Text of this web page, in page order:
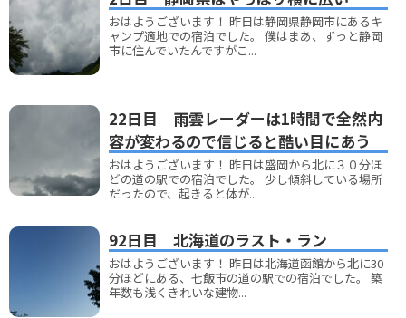
おはようございます！ 昨日は静岡県静岡市にあるキ
ャンプ適地での宿泊でした。 僕はまあ、ずっと静岡
市に住んでいたんですがこ...
22日目 雨雲レーダーは1時間で全然内
容が変わるので信じると酷い目にあう
おはようございます！ 昨日は盛岡から北に３０分ほ
どの道の駅での宿泊でした。 少し傾斜している場所
だったので、起きると体が...
92日目 北海道のラスト・ラン
おはようございます！ 昨日は北海道函館から北に30
分ほどにある、七飯市の道の駅での宿泊でした。 築
年数も浅くきれいな建物...